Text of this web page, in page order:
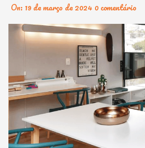
On: 19 de março de 2024 0 comentário